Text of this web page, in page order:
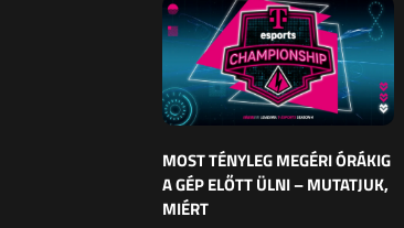
MOST TÉNYLEG MEGÉRI ÓRÁKIG
A GÉP ELŐTT ÜLNI – MUTATJUK,
MIÉRT